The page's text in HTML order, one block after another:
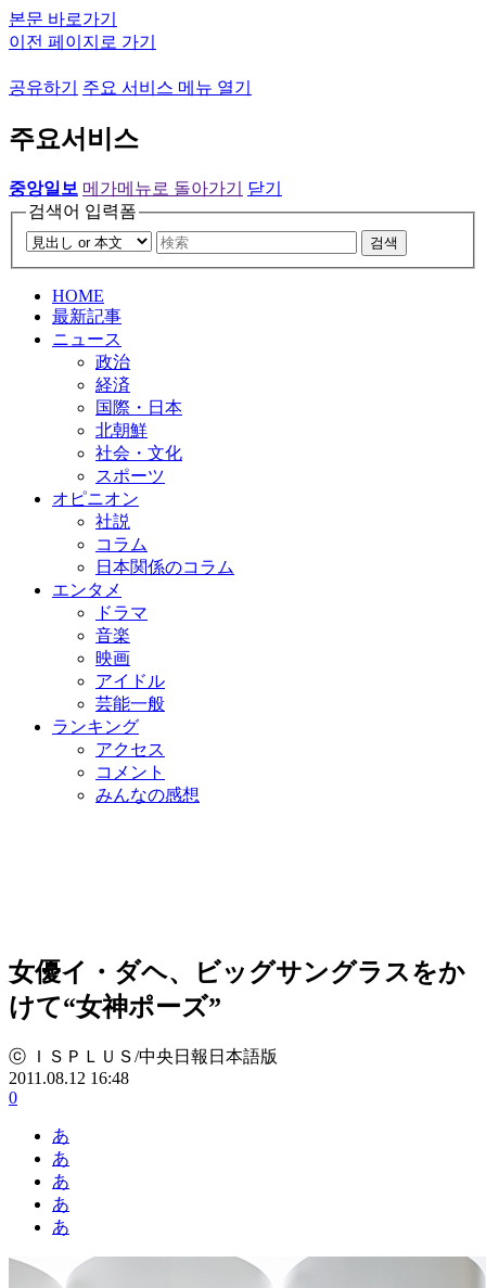
본문 바로가기
이전 페이지로 가기
공유하기 주요 서비스 메뉴 열기
주요서비스
중앙일보 메가메뉴로 돌아가기
닫기
검색어 입력폼
검색
HOME
最新記事
ニュース
政治
経済
国際・日本
北朝鮮
社会・文化
スポーツ
オピニオン
社説
コラム
日本関係のコラム
エンタメ
ドラマ
音楽
映画
アイドル
芸能一般
ランキング
アクセス
コメント
みんなの感想
女優イ・ダヘ、ビッグサングラスをか
けて“女神ポーズ”
ⓒ ＩＳＰＬＵＳ/中央日報日本語版
2011.08.12 16:48
0
あ
あ
あ
あ
あ